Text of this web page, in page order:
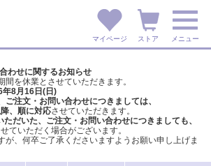
マイページ ストア メニュー
わせに関するお知らせ
を休業とさせていただきます。
8月16日(日)
注文・お問い合わせにつきましては、
、順に対応させていただきます。
だいた、ご注文・ お問い合わせにつきましても、
ていただく場合がございます。
、 何卒ご了承くださいますようお願い申し上げま